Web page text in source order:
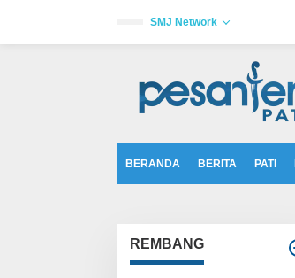
a
SMJ Network
BERANDA BERITA PATI
REMBANG